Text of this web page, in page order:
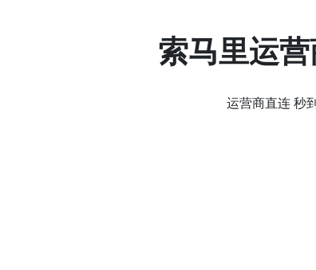
索马里运
运营商直连 秒